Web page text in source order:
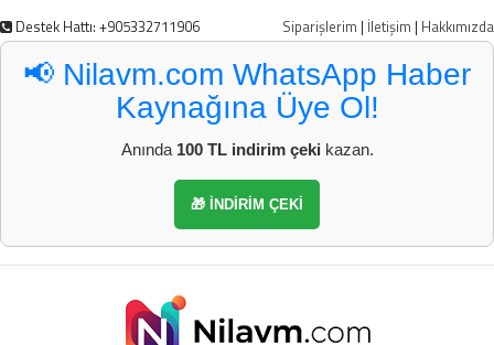
Destek Hattı: +905332711906 Siparişlerim | İletişim | Hakkımızda
📢 Nilavm.com WhatsApp Haber
Kaynağına Üye Ol!
Anında 100 TL indirim çeki kazan.
🎁 İNDİRİM ÇEKİ